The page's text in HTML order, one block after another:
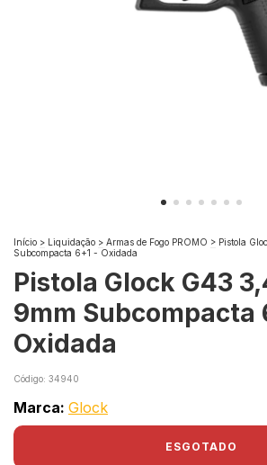
Início > Liquidação > Armas de Fogo PROMO > Pistola
Subcompacta 6+1 - Oxidada
Pistola Glock G43
9mm Subcompacta
Oxidada
Código: 34940
Marca: Glock